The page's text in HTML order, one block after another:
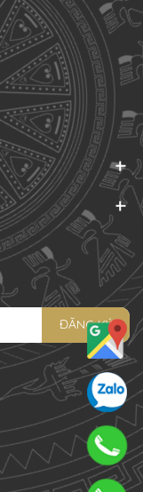
ĐĂNG KÝ